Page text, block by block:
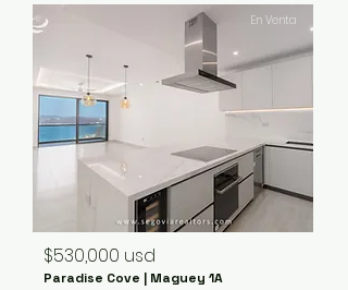
En Venta
$530,000 usd
Paradise Cove | Maguey 1A